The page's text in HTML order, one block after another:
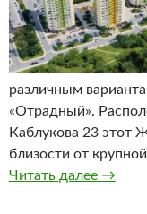
различным
«Отрадный».
Каблукова 23 этот
близости от
Читать далее Жилой
→